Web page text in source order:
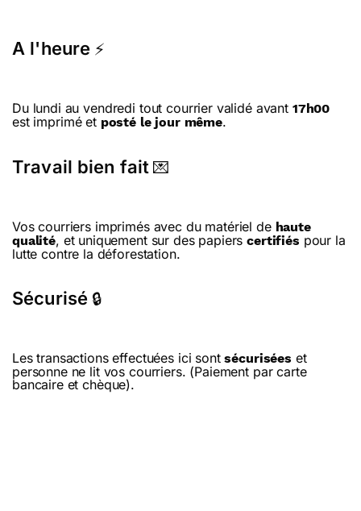
A l'heure ⚡
Du lundi au vendredi tout courrier validé avant 17h00
est imprimé et posté le jour même.
Travail bien fait 💌
Vos courriers imprimés avec du matériel de haute
qualité, et uniquement sur des papierscertifiés pour la
lutte contre la déforestation.
Sécurisé 🔒
Les transactions effectuées ici sontsécurisées et
personne ne lit vos courriers. (Paiement par carte
bancaire et chèque).